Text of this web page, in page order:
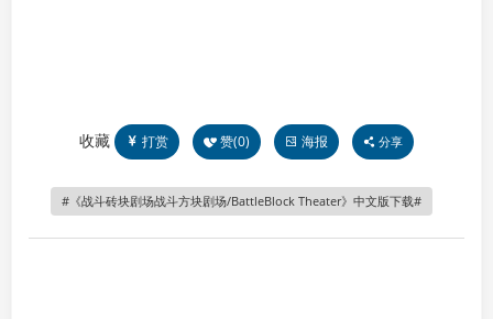
收藏 打赏 赞(0) 海报 分享
《战斗砖块剧场战斗方块剧场/BattleBlock Theater》中文版下载